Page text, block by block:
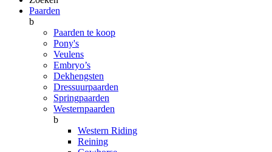
Paarden
b
Paarden te koop
Pony's
Veulens
Embryo’s
Dekhengsten
Dressuurpaarden
Springpaarden
Westernpaarden
b
Western Riding
Reining